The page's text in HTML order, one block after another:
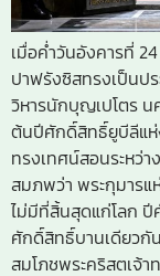
เมื่อค่ำวันอังคารที่
ปาฟรังซิสทรงเป็นป
วิหารนักบุญเปโตร น
ต้นปีศักดิ์สิทธิ์ยูบีลีแห่
ทรงเทศน์สอนระหว่
สมภพว่า พระกุมารแ
ไม่มีที่สิ้นสุดแก่โลก
ศักดิ์สิทธิ์บานเดียวกั
สมโภชพระคริสตเจ้